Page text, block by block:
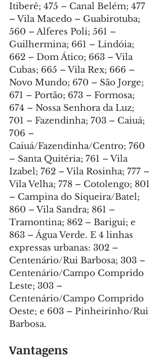
Itiberê; 475 – Canal Belém; 477
– Vila Macedo – Guabirotuba;
560 – Alferes Poli; 561 –
Guilhermina; 661 – Lindóia;
662 – Dom Ático; 663 – Vila
Cubas; 665 – Vila Rex; 666 –
Novo Mundo; 670 – São Jorge;
671 – Portão; 673 – Formosa;
674 – Nossa Senhora da Luz;
701 – Fazendinha; 703 – Caiuá;
706 –
Caiuá/Fazendinha/Centro; 760
– Santa Quitéria; 761 – Vila
Izabel; 762 – Vila Rosinha; 777 –
Vila Velha; 778 – Cotolengo; 801
– Campina do Siqueira/Batel;
860 – Vila Sandra; 861 –
Tramontina; 862 – Barigui; e
863 – Água Verde. E 4 linhas
expressas urbanas: 302 –
Centenário/Rui Barbosa; 303 –
Centenário/Campo Comprido
Leste; 303 –
Centenário/Campo Comprido
Oeste; e 603 – Pinheirinho/Rui
Barbosa.
Vantagens